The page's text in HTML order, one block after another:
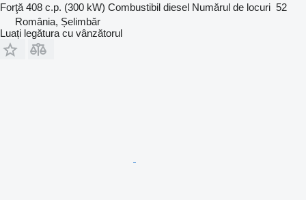
Forţă 408 c.p. (300 kW) Combustibil diesel Numărul de locuri 52
România, Șelimbăr
Luați legătura cu vânzătorul